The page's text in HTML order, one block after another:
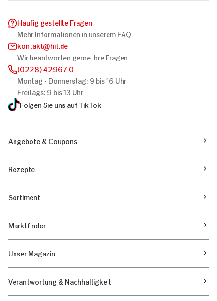
Häufig gestellte Fragen
Mehr Informationen in unserem FAQ
kontakt
hit.de
Wir beantworten gerne Ihre Fragen
(0228) 42967 0
Montag - Donnerstag: 9 bis 16 Uhr
Freitags: 9 bis 13 Uhr
Folgen Sie uns auf TikTok
Angebote & Coupons
Rezepte
Sortiment
Marktfinder
Unser Magazin
Verantwortung & Nachhaltigkeit